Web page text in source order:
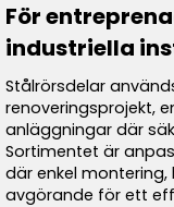
För
industriella
Stålrörsdelar
renoveringsprojekt,
anläggningar där
Sortimentet är
där enkel
avgörande för ett